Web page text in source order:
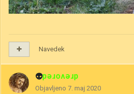
Navedek
👽drevored
Objavljeno 7. maj 2020